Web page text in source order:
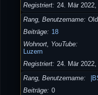
Registriert 24. Mär 2022,
Rang, Benutzername
Beiträge
18
Wohnort, YouTube
Luzern
Registriert 24. Mär 2022,
Rang, Benutzername
Beiträge 0